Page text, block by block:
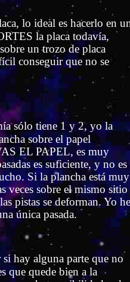
lo ideal es hacerlo en
la placa todavía,
un trozo de placa
conseguir que no se
sólo tiene 1 y 2, yo la
sobre el papel
EL PAPEL, es muy
es suficiente, y no es
Si la plancha está muy
veces sobre el mismo sitio
pistas se deforman. Yo he
única pasada.
hay alguna parte que no
que quede bien a la